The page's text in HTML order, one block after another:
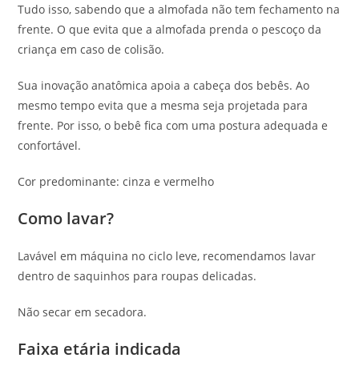
Tudo isso, sabendo que a almofada não tem fechamento na
frente. O que evita que a almofada prenda o pescoço da
criança em caso de colisão.
Sua inovação anatômica apoia a cabeça dos bebês. Ao
mesmo tempo evita que a mesma seja projetada para
frente. Por isso, o bebê fica com uma postura adequada e
confortável.
Cor predominante: cinza e vermelho
Como lavar?
Lavável em máquina no ciclo leve, recomendamos lavar
dentro de saquinhos para roupas delicadas.
Não secar em secadora.
Faixa etária indicada